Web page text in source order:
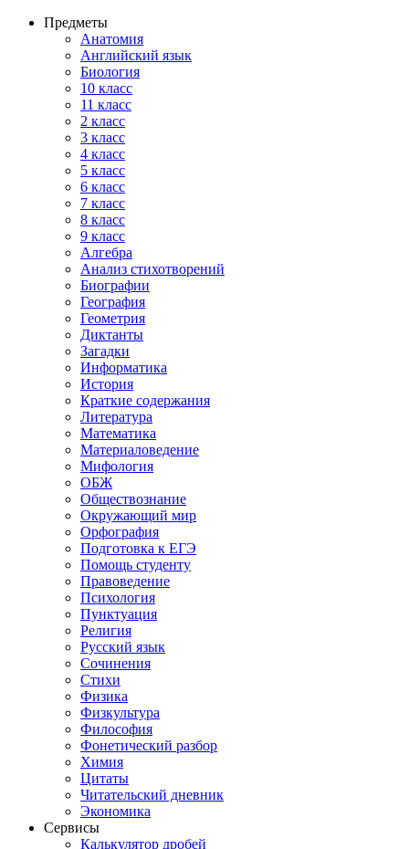
Предметы
Анатомия
Английский язык
Биология
10 класс
11 класс
2 класс
3 класс
4 класс
5 класс
6 класс
7 класс
8 класс
9 класс
Алгебра
Анализ стихотворений
Биографии
География
Геометрия
Диктанты
Загадки
Информатика
История
Краткие содержания
Литература
Математика
Материаловедение
Мифология
ОБЖ
Обществознание
Окружающий мир
Орфография
Подготовка к ЕГЭ
Помощь студенту
Правоведение
Психология
Пунктуация
Религия
Русский язык
Сочинения
Стихи
Физика
Физкультура
Философия
Фонетический разбор
Химия
Цитаты
Читательский дневник
Экономика
Сервисы
Калькулятор дробей